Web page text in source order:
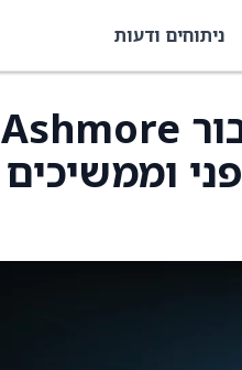
ניתוחים ודעות
JPMorgan העלו את מחיר היעד עבור Ashmore
Group (AJMPF) ל-144 פני מ-138 פני וממשיכים